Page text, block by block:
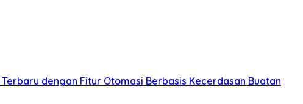
dengan Fitur Otomasi Berbasis Kecerdasan Buatan